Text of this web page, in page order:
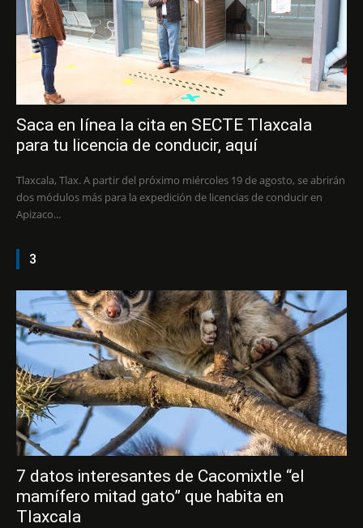
Saca en línea la cita en SECTE Tlaxcala
para tu licencia de conducir, aquí
Tlaxcala, Tlax. A partir del próximo miércoles 19 de agosto, se abrirán
dos módulos más para la expedición de licencias de conducir en
Apizaco...
3
7 datos interesantes de Cacomixtle “el
mamífero mitad gato” que habita en
Tlaxcala